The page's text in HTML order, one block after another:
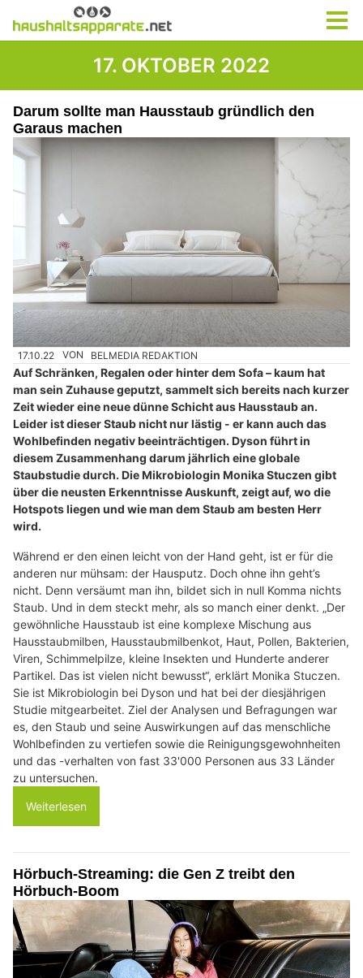
17. OKTOBER 2022
Darum sollte man Hausstaub gründlich den
Garaus machen
17.10.22 VON BELMEDIA REDAKTION
Auf Schränken, Regalen oder hinter dem Sofa – kaum hat
man sein Zuhause geputzt, sammelt sich bereits nach kurzer
Zeit wieder eine neue dünne Schicht aus Hausstaub an.
Leider ist dieser Staub nicht nur lästig - er kann auch das
Wohlbefinden negativ beeinträchtigen. Dyson führt in
diesem Zusammenhang darum jährlich eine globale
Staubstudie durch. Die Mikrobiologin Monika Stuczen gibt
über die neusten Erkenntnisse Auskunft, zeigt auf, wo die
Hotspots liegen und wie man dem Staub am besten Herr
wird.
Während er den einen leicht von der Hand geht, ist er für die
anderen nur mühsam: der Hausputz. Doch ohne ihn geht’s
nicht. Denn versäumt man ihn, bildet sich in null Komma nichts
Staub. Und in dem steckt mehr, als so manch einer denkt. „Der
gewöhnliche Hausstaub ist eine komplexe Mischung aus
Hausstaubmilben, Hausstaubmilbenkot, Haut, Pollen, Bakterien,
Viren, Schimmelpilze, kleine Insekten und Hunderte anderer
Partikel. Das ist vielen nicht bewusst“, erklärt Monika Stuczen.
Sie ist Mikrobiologin bei Dyson und hat bei der diesjährigen
Studie mitgearbeitet. Ziel der Analysen und Befragungen war
es, den Staub und seine Auswirkungen auf das menschliche
Wohlbefinden zu vertiefen sowie die Reinigungsgewohnheiten
und das -verhalten von fast 33'000 Personen aus 33 Länder
zu untersuchen.
Weiterlesen
Hörbuch-Streaming: die Gen Z treibt den
Hörbuch-Boom